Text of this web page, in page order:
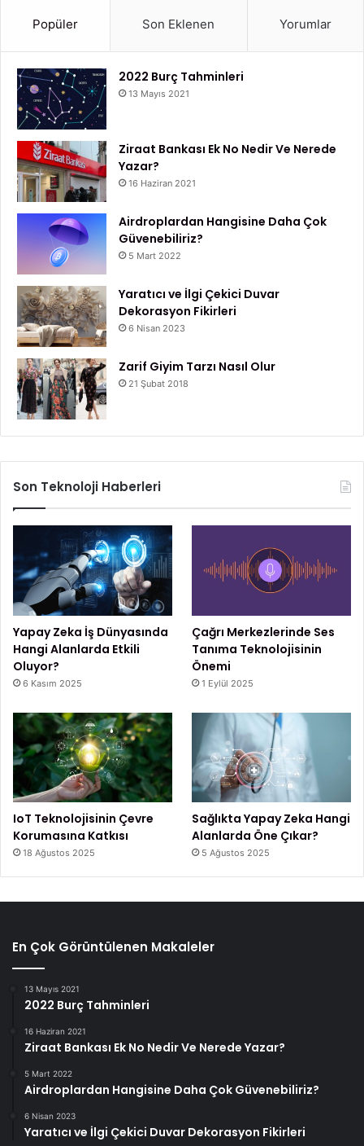
Popüler Son Eklenen Yorumlar
2022 Burç Tahminleri
13 Mayıs 2021
Ziraat Bankası Ek No Nedir Ve Nerede
Yazar?
16 Haziran 2021
Airdroplardan Hangisine Daha Çok
Güvenebiliriz?
5 Mart 2022
Yaratıcı ve İlgi Çekici Duvar
Dekorasyon Fikirleri
6 Nisan 2023
Zarif Giyim Tarzı Nasıl Olur
21 Şubat 2018
Son Teknoloji Haberleri
Yapay Zeka İş Dünyasında
Hangi Alanlarda Etkili
Oluyor?
6 Kasım 2025
Çağrı Merkezlerinde Ses
Tanıma Teknolojisinin
Önemi
1 Eylül 2025
IoT Teknolojisinin Çevre
Korumasına Katkısı
18 Ağustos 2025
Sağlıkta Yapay Zeka Hangi
Alanlarda Öne Çıkar?
5 Ağustos 2025
En Çok Görüntülenen Makaleler
13 Mayıs 2021
2022 Burç Tahminleri
16 Haziran 2021
Ziraat Bankası Ek No Nedir Ve Nerede Yazar?
5 Mart 2022
Airdroplardan Hangisine Daha Çok Güvenebiliriz?
6 Nisan 2023
Yaratıcı ve İlgi Çekici Duvar Dekorasyon Fikirleri